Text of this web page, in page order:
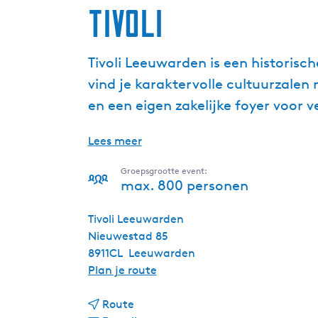
Tivoli
Tivoli Leeuwarden is een
vind je karaktervolle cultuurzalen
en een eigen zakelijke foyer voor
Lees meer
Groepsgrootte event:
max. 800 personen
Tivoli Leeuwarden
Nieuwestad 85
8911CL Leeuwarden
Plan je routen
Routen